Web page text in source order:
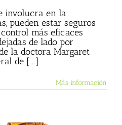
involucra en la
pueden estar seguros
más eficaces
de lado por
la doctora Margaret
de [...]
Más información